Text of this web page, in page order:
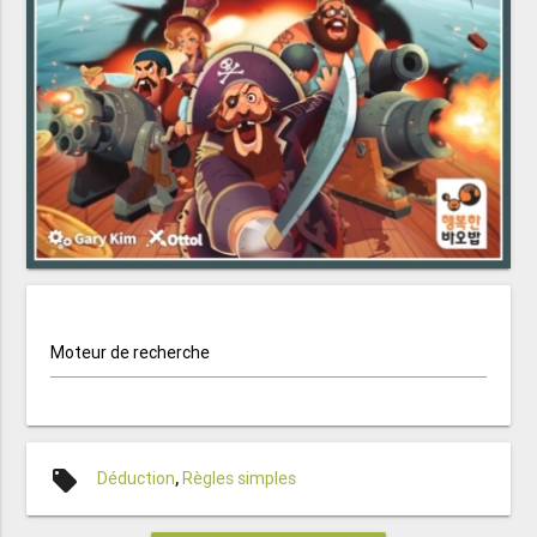
Moteur de recherche
local_offer Déduction, Règles simples